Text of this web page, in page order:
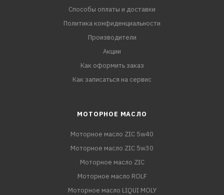
Способы оплаты и доставки
Политика конфиденциальности
Производители
Акции
Как оформить заказ
Как записаться на сервис
МОТОРНОЕ МАСЛО
Моторное масло ZIC 5w40
Моторное масло ZIC 5w30
Моторное масло ZIC
Моторное масло ROLF
Моторное масло LIQUI MOLY